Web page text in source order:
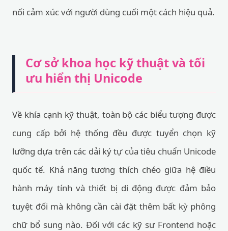
nối cảm xúc với người dùng cuối một cách hiệu quả.
Cơ sở khoa học kỹ thuật và tối
ưu hiển thị Unicode
Về khía cạnh kỹ thuật, toàn bộ các biểu tượng được
cung cấp bởi hệ thống đều được tuyển chọn kỹ
lưỡng dựa trên các dải ký tự của tiêu chuẩn Unicode
quốc tế. Khả năng tương thích chéo giữa hệ điều
hành máy tính và thiết bị di động được đảm bảo
tuyệt đối mà không cần cài đặt thêm bất kỳ phông
chữ bổ sung nào. Đối với các kỹ sư Frontend hoặc